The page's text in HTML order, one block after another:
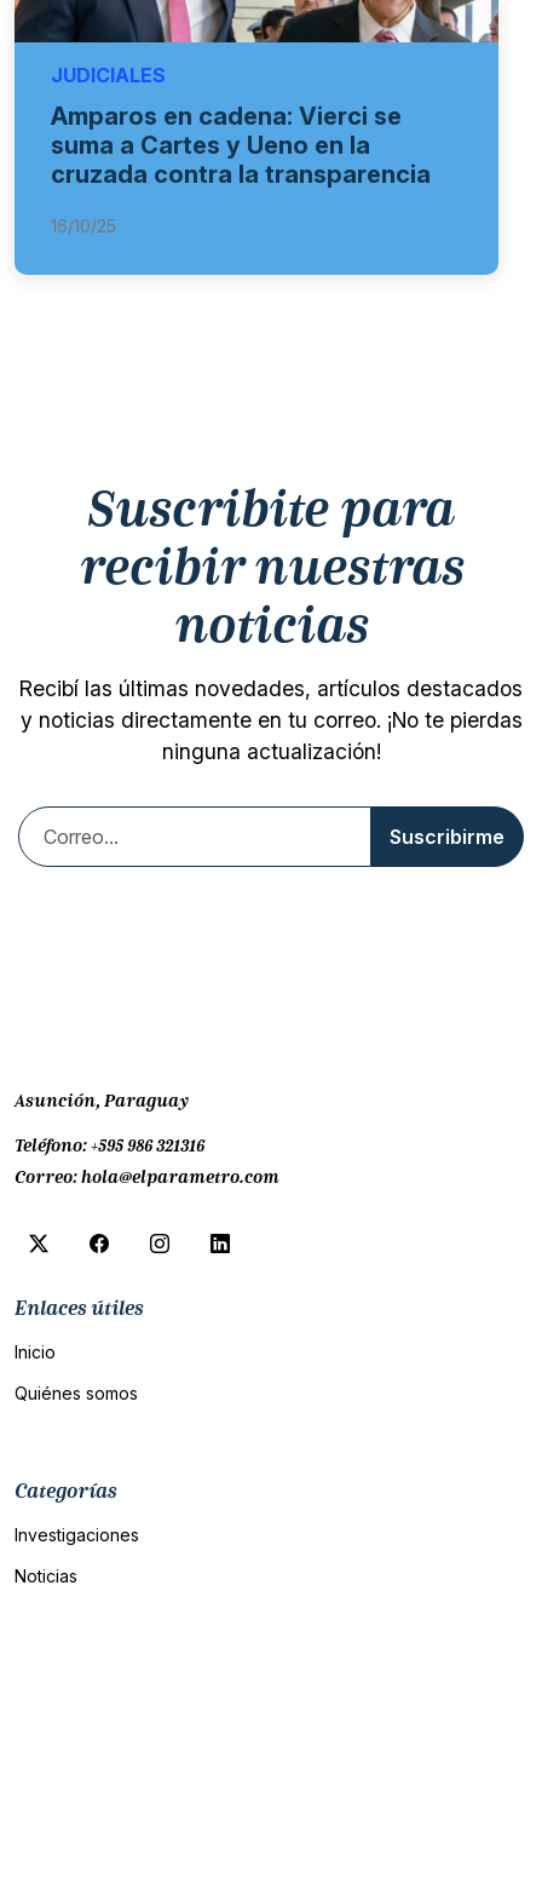
JUDICIALES
Amparos en cadena: Vierci se
suma a Cartes y Ueno en la
cruzada contra la transparencia
16/10/25
Suscribite para
recibir nuestras
noticias
Recibí las últimas novedades, artículos destacados
y noticias directamente en tu correo. ¡No te pierdas
ninguna actualización!
Suscribirme
Asunción, Paraguay
Teléfono:+595 986 321316
Correo:hola@elparametro.com
Enlaces útiles
Inicio
Quiénes somos
Categorías
Investigaciones
Noticias